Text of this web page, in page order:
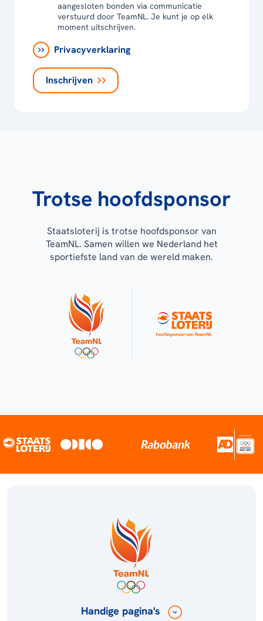
aangesloten bonden via communicatie
verstuurd door TeamNL. Je kunt je op elk
moment uitschrijven.
Privacyverklaring
Inschrijven
Trotse hoofdsponsor
Staatsloterij is trotse hoofdsponsor van
TeamNL. Samen willen we Nederland het
sportiefste land van de wereld maken.
Handige pagina's